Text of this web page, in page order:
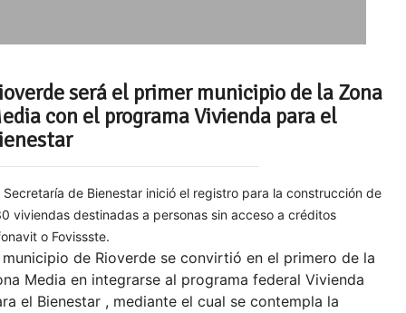
será el primer municipio de la Zona
con el programa Vivienda para el
Secretaría de Bienestar inició el registro para la construcción de
viviendas destinadas a personas sin acceso a créditos
o Fovissste.
municipio de Rioverde se convirtió en el primero de la
Media en integrarse al programa federal Vivienda
el Bienestar , mediante el cual se contempla la